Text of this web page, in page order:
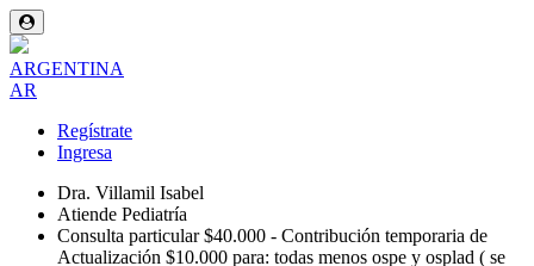
ARGENTINA
AR
Regístrate
Ingresa
Dra. Villamil Isabel
Atiende Pediatría
Consulta particular $40.000 - Contribución temporaria de
Actualización $10.000 para: todas menos ospe y osplad ( se